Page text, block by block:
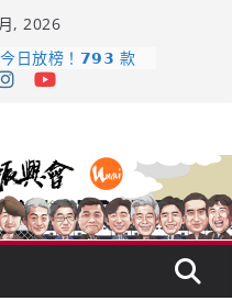
, 2026
(GI) 認定一覽表
日放榜！𝟳𝟵𝟯 款
年最強？
上手 – 山形純米大
～ くどき上手